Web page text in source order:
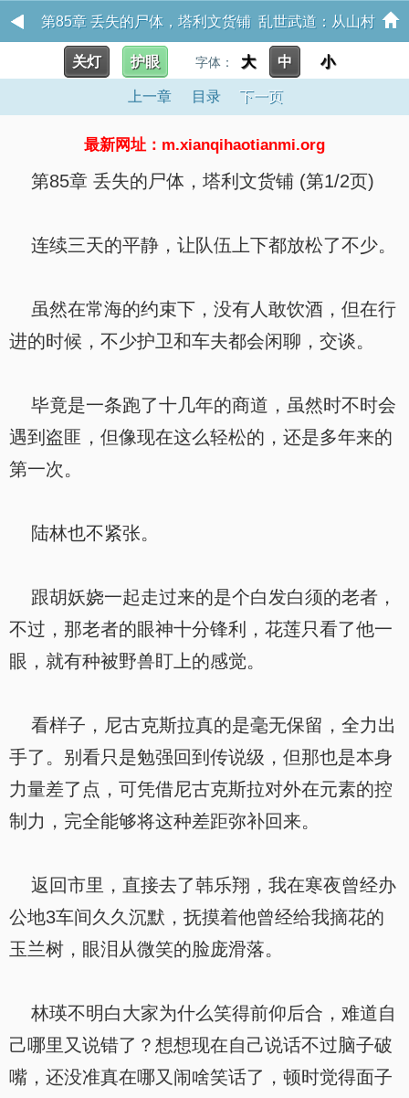
第85章 丢失的尸体，塔利文货铺 乱世武道：从山村
猎户开始狂肝箭术
关灯 护眼 字体： 大 中 小
上一章 目录 下一页
最新网址：m.xianqihaotianmi.org
第85章 丢失的尸体，塔利文货铺 (第1/2页)
连续三天的平静，让队伍上下都放松了不少。
虽然在常海的约束下，没有人敢饮酒，但在行
进的时候，不少护卫和车夫都会闲聊，交谈。
毕竟是一条跑了十几年的商道，虽然时不时会
遇到盗匪，但像现在这么轻松的，还是多年来的
第一次。
陆林也不紧张。
跟胡妖娆一起走过来的是个白发白须的老者，
不过，那老者的眼神十分锋利，花莲只看了他一
眼，就有种被野兽盯上的感觉。
看样子，尼古克斯拉真的是毫无保留，全力出
手了。别看只是勉强回到传说级，但那也是本身
力量差了点，可凭借尼古克斯拉对外在元素的控
制力，完全能够将这种差距弥补回来。
返回市里，直接去了韩乐翔，我在寒夜曾经办
公地3车间久久沉默，抚摸着他曾经给我摘花的
玉兰树，眼泪从微笑的脸庞滑落。
林瑛不明白大家为什么笑得前仰后合，难道自
己哪里又说错了？想想现在自己说话不过脑子破
嘴，还没准真在哪又闹啥笑话了，顿时觉得面子